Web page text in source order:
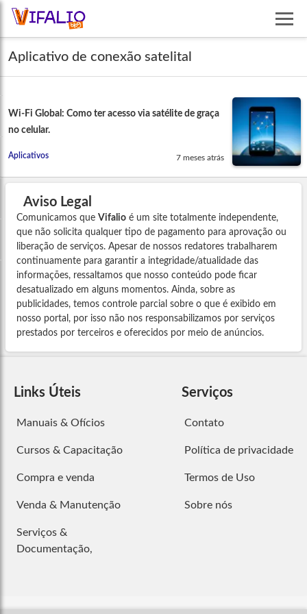
Aplicativo de conexão satelital
Wi-Fi Global: Como ter acesso via satélite de graça
no celular.
Aplicativos 7 meses atrás
Aviso Legal
Comunicamos que Vifalio é um site totalmente independente,
que não solicita qualquer tipo de pagamento para aprovação ou
liberação de serviços. Apesar de nossos redatores trabalharem
continuamente para garantir a integridade/atualidade das
informações, ressaltamos que nosso conteúdo pode ficar
desatualizado em alguns momentos. Ainda, sobre as
publicidades, temos controle parcial sobre o que é exibido em
nosso portal, por isso não nos responsabilizamos por serviços
prestados por terceiros e oferecidos por meio de anúncios.
Links Úteis
Manuais & Ofícios
Cursos & Capacitação
Compra e venda
Venda & Manutenção
Serviços &
Documentação,
Serviços
Contato
Política de privacidade
Termos de Uso
Sobre nós